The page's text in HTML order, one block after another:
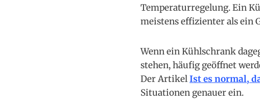
Temperaturregelung. Ein
meistens effizienter als ein
Wenn ein Kühlschrank
stehen, häufig geöffnet
Der ArtikelIst es normal,
Situationen genauer ein.